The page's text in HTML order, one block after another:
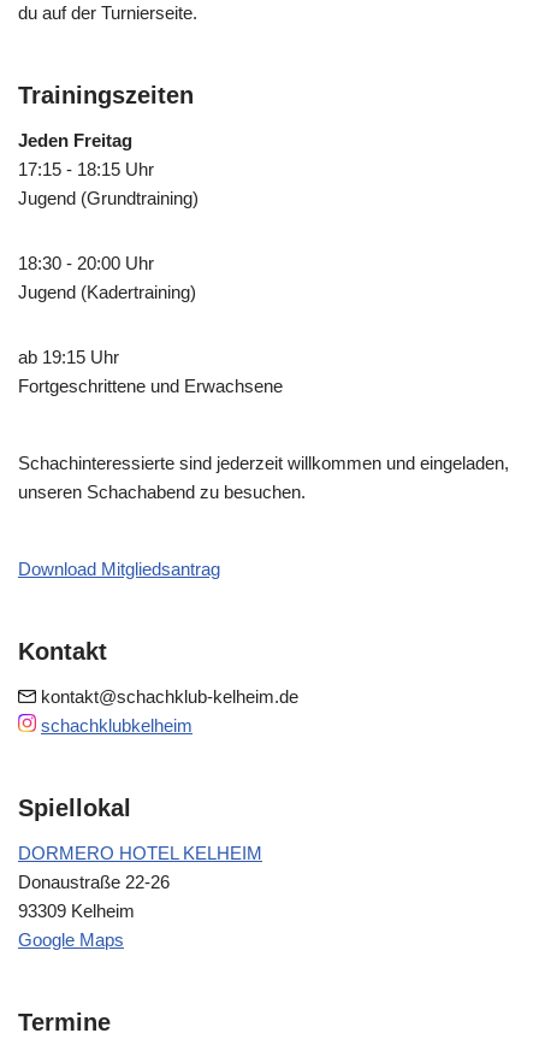
du auf der Turnierseite.
Trainingszeiten
Jeden Freitag
17:15 - 18:15 Uhr
Jugend (Grundtraining)
18:30 - 20:00 Uhr
Jugend (Kadertraining)
ab 19:15 Uhr
Fortgeschrittene und Erwachsene
Schachinteressierte sind jederzeit willkommen und eingeladen,
unseren Schachabend zu besuchen.
Download Mitgliedsantrag
Kontakt
kontakt@schachklub-kelheim.de
schachklubkelheim
Spiellokal
DORMERO HOTEL KELHEIM
Donaustraße 22-26
93309 Kelheim
Google Maps
Termine